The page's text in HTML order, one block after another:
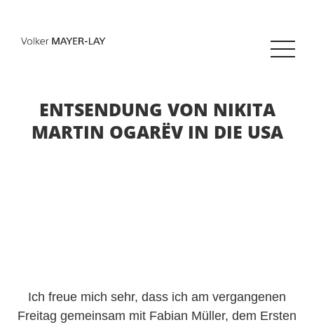
ENTSENDUNG VON NIKITA
MARTIN OGARËV IN DIE USA
Ich freue mich sehr, dass ich am vergangenen
Freitag gemeinsam mit Fabian Müller, dem Ersten